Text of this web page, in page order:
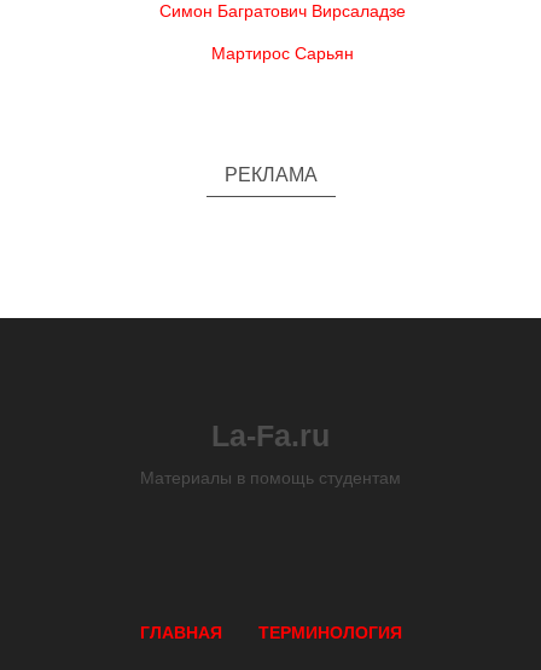
Симон Багратович Вирсаладзе
Мартирос Сарьян
РЕКЛАМА
La-Fa.ru
Материалы в помощь студентам
ГЛАВНАЯ ТЕРМИНОЛОГИЯ